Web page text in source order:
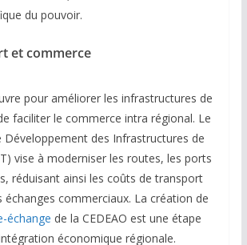
du pouvoir.
et commerce
pour améliorer les infrastructures de
faciliter le commerce intra régional. Le
Développement des Infrastructures de
vise à moderniser les routes, les ports
réduisant ainsi les coûts de transport
échanges commerciaux. La création de
échange de la CEDEAO est une étape
économique régionale.